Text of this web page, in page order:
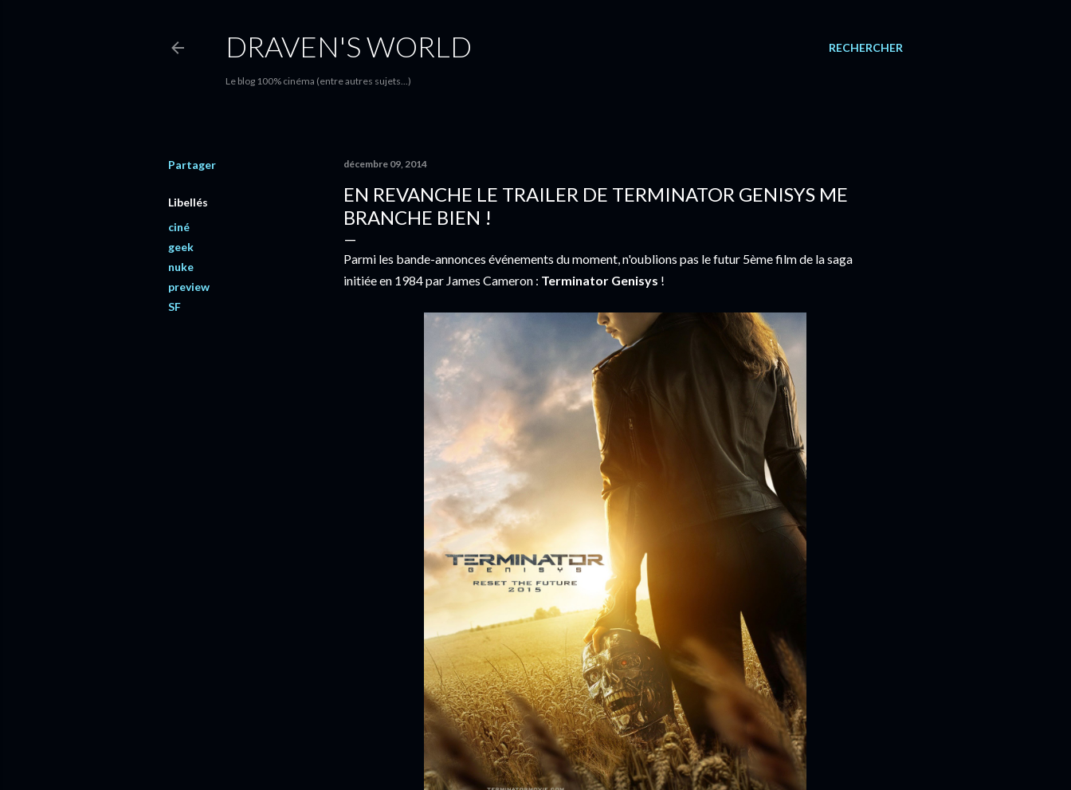
RECHERCHER
DRAVEN'S WORLD
Le blog 100% cinéma (entre autres sujets...)
Partager
Libellés
ciné
geek
nuke
preview
SF
décembre 09, 2014
EN REVANCHE LE TRAILER DE TERMINATOR GENISYS ME
BRANCHE BIEN !
Parmi les bande-annonces événements du moment, n'oublions pas le futur 5ème film de la saga
initiée en 1984 par James Cameron : Terminator Genisys !